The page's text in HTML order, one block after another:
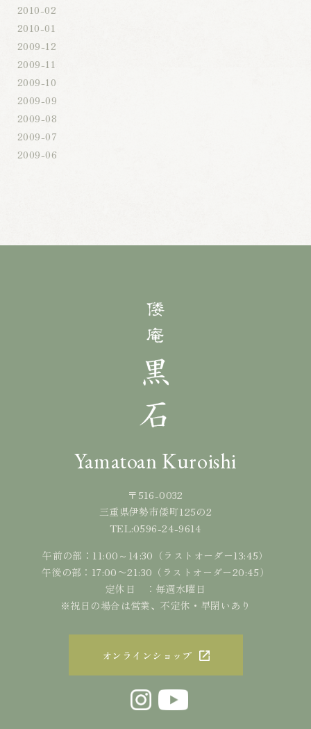
2010-02
2010-01
2009-12
2009-11
2009-10
2009-09
2009-08
2009-07
2009-06
Yamatoan Kuroishi
〒516-0032
三重県伊勢市倭町125の2
TEL:0596-24-9614
午前の部：11:00～14:30（ラストオーダー13:45）
午後の部：17:00〜21:30（ラストオーダー20:45）
定休日 ：毎週水曜日
※祝日の場合は営業、不定休・早閉いあり
オンラインショップ